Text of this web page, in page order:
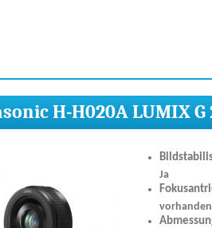
H-H020A LUMIX
Ja
vorhanden